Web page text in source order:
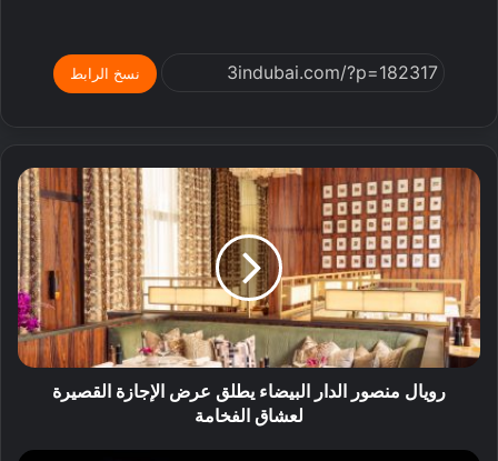
نسخ الرابط
رويال منصور الدار البيضاء يطلق عرض الإجازة القصيرة
لعشاق الفخامة